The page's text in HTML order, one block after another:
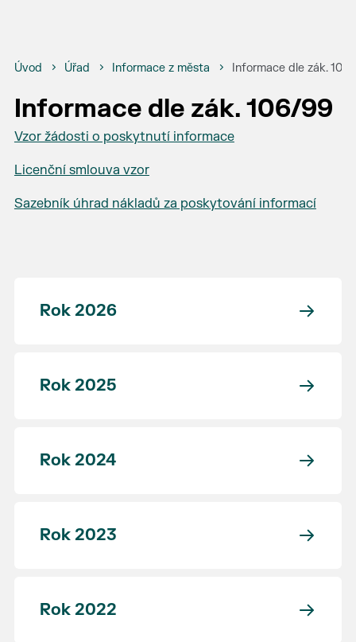
Úvod Úřad Informace z města Informace dle zák.
Informace dle zák. 106/99
Vzor žádosti o poskytnutí informace
Licenční smlouva vzor
Sazebník úhrad nákladů za poskytování informací
Rok 2026
Rok 2025
Rok 2024
Rok 2023
Rok 2022